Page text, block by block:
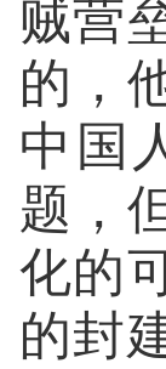
贼营
的，
中国
题，
化的
的封